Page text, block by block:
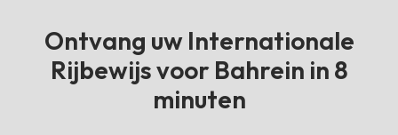
Ontvang uw Internationale
Rijbewijs voor Bahrein in 8
minuten